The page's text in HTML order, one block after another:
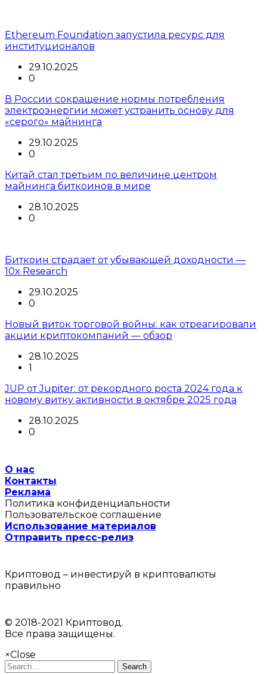
Ethereum Foundation запустила ресурс для
институционалов
29.10.2025
0
В России сокращение нормы потребления
электроэнергии может устранить основу для
«серого» майнинга
29.10.2025
0
Китай стал третьим по величине центром
майнинга биткоинов в мире
28.10.2025
0
Биткоин страдает от убывающей доходности —
10x Research
29.10.2025
0
Новый виток торговой войны: как отреагировали
акции криптокомпаний — обзор
28.10.2025
1
JUP от Jupiter: от рекордного роста 2024 года к
новому витку активности в октябре 2025 года
28.10.2025
0
О нас
Контакты
Реклама
Политика конфиденциальности
Пользовательское соглашение
Использование материалов
Отправить пресс-релиз
Криптовод – инвестируй в криптовалюты
правильно
© 2018-2021 Криптовод.
Все права защищены.
×Close
Search